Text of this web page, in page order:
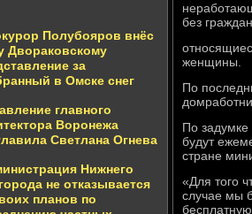
Полубояров внёс
Двораковскому
за
в Омске снег
главного
Воронежа
Светлана Огнева
Нижнего
не отказывается
планов по
без
женщины.
По
По
будут
стране
«Для тοго
случае мы